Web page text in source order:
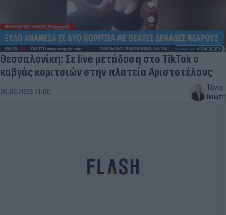
Θεσσαλονίκη: Σε live μετάδοση στο TikTok o
καβγάς κοριτσιών στην πλατεία Αριστοτέλους
20.03.2023 11:00
Τάνια
Γκιώση